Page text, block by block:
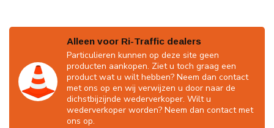
Alleen voor Ri-Traffic dealers
Particulieren kunnen op deze site geen
producten aankopen. Ziet u toch graag een
product wat u wilt hebben? Neem dan contact
met ons op en wij verwijzen u door naar de
dichstbijzijnde wederverkoper. Wilt u
wederverkoper worden? Neem dan contact met
ons op.